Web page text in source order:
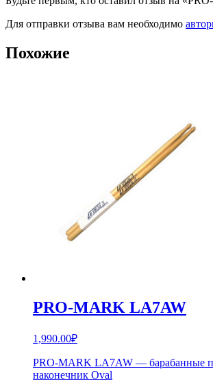
Для отправки отзыва вам необходимо
Похожие
PRO-MARK LA7AW
1,990.00₽
PRO-MARK LA7AW — барабанные
наконечник Oval